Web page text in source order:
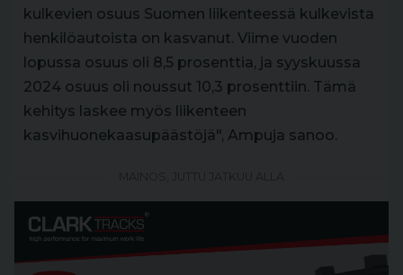
kulkevien osuus Suomen liikenteessä kulkevista
henkilöautoista on kasvanut. Viime vuoden
lopussa osuus oli 8,5 prosenttia, ja syyskuussa
2024 osuus oli noussut 10,3 prosenttiin. Tämä
kehitys laskee myös liikenteen
kasvihuonekaasupäästöjä", Ampuja sanoo.